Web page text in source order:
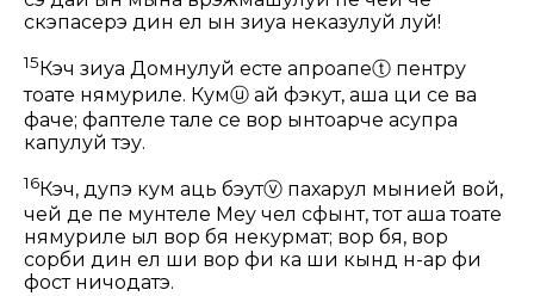
скэпасерэ дин ел ын зиуа неказулуй луй!
15 Кэч зиуа Домнулуй есте апроапеⓣ пентру
тоате нямуриле. Кумⓤ ай фэкут, аша ци се ва
фаче; фаптеле тале се вор ынтоарче асупра
капулуй тэу.
16Кэч, дупэ кум аць бэутⓥ пахарул мынией вой,
чей де пе мунтеле Меу чел сфынт, тот аша тоате
нямуриле ыл вор бя некурмат; вор бя, вор
сорби дин ел ши вор фи ка ши кынд н-ар фи
фост ничодатэ.